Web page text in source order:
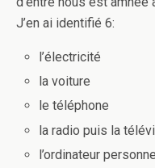
J’en ai identifié 6:
l’électricité
la voiture
le téléphone
la radio puis la
l’ordinateur